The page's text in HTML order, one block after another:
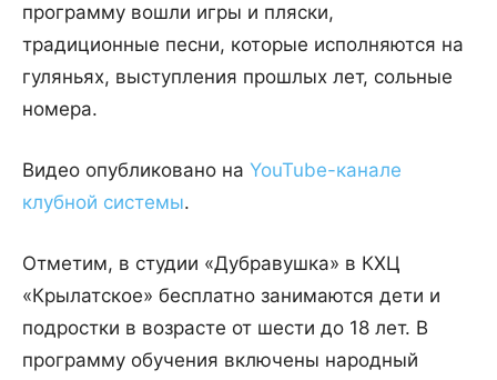
программу вошли игры и пляски,
традиционные песни, которые исполняются на
гуляньях, выступления прошлых лет, сольные
номера.
Видео опубликовано на YouTube-канале
клубной системы.
Отметим, в студии «Дубравушка» в КХЦ
«Крылатское» бесплатно занимаются дети и
подростки в возрасте от шести до 18 лет. В
программу обучения включены народный